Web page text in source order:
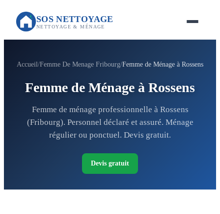
SOS NETTOYAGE
NETTOYAGE & MÉNAGE
Accueil Femme De Menage Fribourg Femme de Ménage à Rossens
Femme de Ménage à Rossens
Femme de ménage professionnelle à Rossens
(Fribourg). Personnel déclaré et assuré. Ménage
régulier ou ponctuel. Devis gratuit.
Devis gratuit